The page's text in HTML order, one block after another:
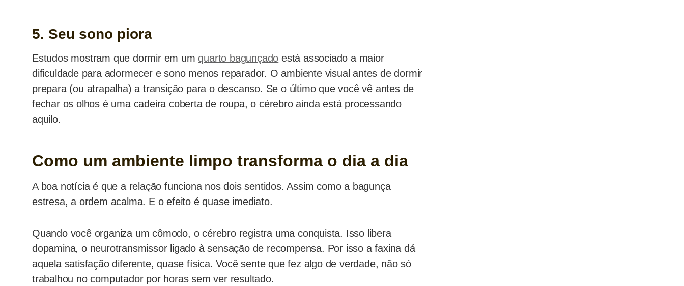
5. Seu sono piora
Estudos mostram que dormir em um quarto bagunçado está associado a maior
dificuldade para adormecer e sono menos reparador. O ambiente visual antes de dormir
prepara (ou atrapalha) a transição para o descanso. Se o último que você vê antes de
fechar os olhos é uma cadeira coberta de roupa, o cérebro ainda está processando
aquilo.
Como um ambiente limpo transforma o dia a dia
A boa notícia é que a relação funciona nos dois sentidos. Assim como a bagunça
estresa, a ordem acalma. E o efeito é quase imediato.
Quando você organiza um cômodo, o cérebro registra uma conquista. Isso libera
dopamina, o neurotransmissor ligado à sensação de recompensa. Por isso a faxina dá
aquela satisfação diferente, quase física. Você sente que fez algo de verdade, não só
trabalhou no computador por horas sem ver resultado.